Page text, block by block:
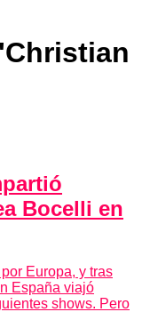
Bocelli en
Europa, y tras
España viajó
shows. Pero